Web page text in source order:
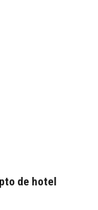
de hotel